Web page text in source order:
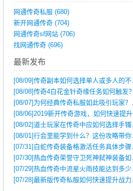
网通传奇私服 (680)
新开网通传奇 (704)
网通传奇sf网站 (706)
找网通传奇 (696)
最新发布
[08/09]传奇副本如何选择单人或多人的不同模式？
[08/08]传奇4白花金针奇缘任务如何触发？完整攻略解析
[08/07] 为何经典传奇私服如此吸引玩家？深度攻略解析
[08/06]2019新开传奇游戏，如何快速提升角色等级？
[08/02]道士玩家在传奇中应如何选择手镯装备？
[08/01]行会里能学到什么？这份攻略带你全掌握
[07/31] 白蛇传奇装备格激活任务具体步骤是什么？如何完成？
[07/30]热血传奇荣誉守卫死神弑神装备如何获取与佩戴攻略？
[07/29]热血传奇中流星火雨技能达到多少级可以开始练装备？
[07/28]最新版传奇私服如何快速提升战力与获取稀有装备？